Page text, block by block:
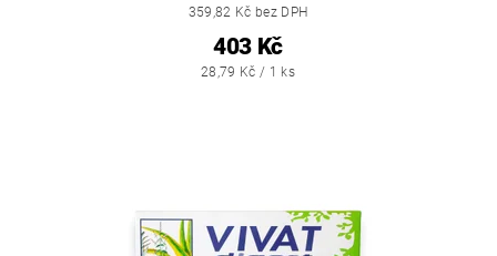
359,82 Kč bez DPH
403 Kč
28,79 Kč / 1 ks